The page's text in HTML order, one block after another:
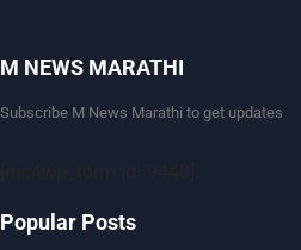
M NEWS MARATHI
Subscribe M News Marathi to get updates
Popular Posts